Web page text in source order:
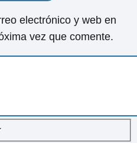
electrónico y web en
vez que comente.